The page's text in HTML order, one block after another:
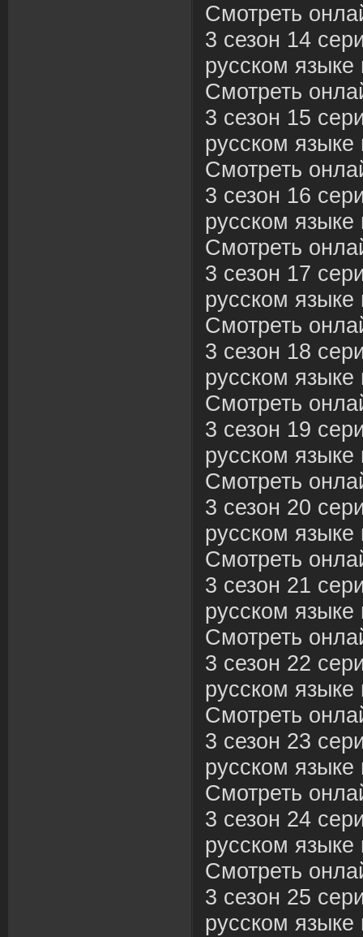
Смотреть
3 сезон 14
русском
Смотреть
3 сезон 15
русском
Смотреть
3 сезон 16
русском
Смотреть
3 сезон 17
русском
Смотреть
3 сезон 18
русском
Смотреть
3 сезон 19
русском
Смотреть
3 сезон 20
русском
Смотреть
3 сезон 21
русском
Смотреть
3 сезон 22
русском
Смотреть
3 сезон 23
русском
Смотреть
3 сезон 24
русском
Смотреть
3 сезон 25
русском